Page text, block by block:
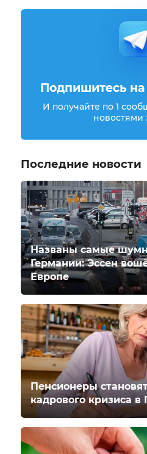
Подпишитесь
И получайте по 1
новостями
Последние новости
Названы самые
Германии: Эссен
Европе
Пенсионеры
кадрового кризиса в